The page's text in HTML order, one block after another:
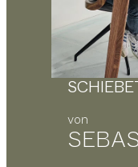
von